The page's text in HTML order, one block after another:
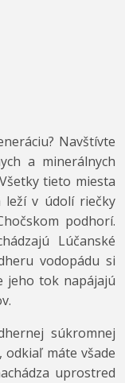
Navštívte
a minerálnych
tieto miesta
leží v údolí riečky
podhorí.
Lúčanské
vodopádu si
jeho tok napájajú
súkromnej
, odkiaľ máte všade
uprostred